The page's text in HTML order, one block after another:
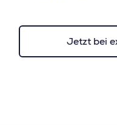
Jetzt bei